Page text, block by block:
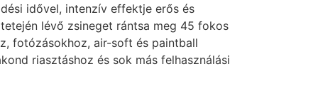
idővel, intenzív effektje erős és
lévő zsineget rántsa meg 45 fokos
fotózásokhoz, air-soft és paintball
riasztáshoz és sok más felhasználási